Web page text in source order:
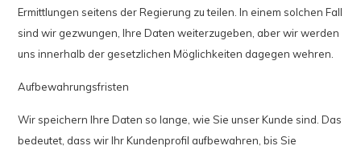
Ermittlungen seitens der Regierung zu teilen. In einem solchen Fall
sind wir gezwungen, Ihre Daten weiterzugeben, aber wir werden
uns innerhalb der gesetzlichen Möglichkeiten dagegen wehren.
Aufbewahrungsfristen
Wir speichern Ihre Daten so lange, wie Sie unser Kunde sind. Das
bedeutet, dass wir Ihr Kundenprofil aufbewahren, bis Sie